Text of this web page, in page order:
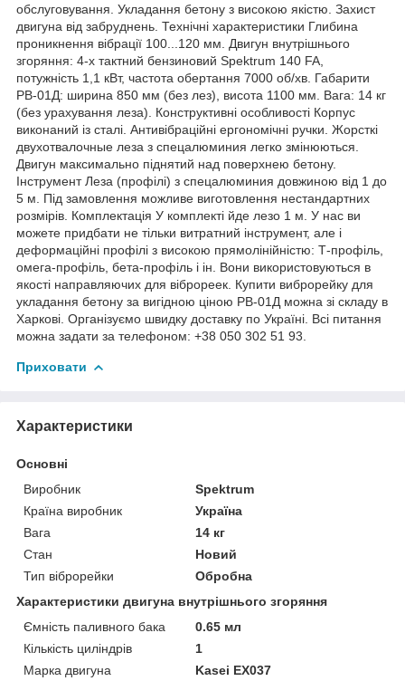
обслуговування. Укладання бетону з високою якістю. Захист
двигуна від забруднень. Технічні характеристики Глибина
проникнення вібрації 100...120 мм. Двигун внутрішнього
згоряння: 4-х тактний бензиновий Spektrum 140 FA,
потужність 1,1 кВт, частота обертання 7000 об/хв. Габарити
РВ-01Д: ширина 850 мм (без лез), висота 1100 мм. Вага: 14 кг
(без урахування леза). Конструктивні особливості Корпус
виконаний із сталі. Антивібраційні ергономічні ручки. Жорсткі
двухотвалочные леза з спецалюминия легко змінюються.
Двигун максимально піднятий над поверхнею бетону.
Інструмент Леза (профілі) з спецалюминия довжиною від 1 до
5 м. Під замовлення можливе виготовлення нестандартних
розмірів. Комплектація У комплекті йде лезо 1 м. У нас ви
можете придбати не тільки витратний інструмент, але і
деформаційні профілі з високою прямолінійністю: Т-профіль,
омега-профіль, бета-профіль і ін. Вони використовуються в
якості направляючих для віброреек. Купити виброрейку для
укладання бетону за вигідною ціною РВ-01Д можна зі складу в
Харкові. Організуємо швидку доставку по Україні. Всі питання
можна задати за телефоном: +38 050 302 51 93.
Приховати
Характеристики
Основні
Виробник
Spektrum
Країна виробник
Україна
Вага
14 кг
Стан
Новий
Тип віброрейки
Обробна
Характеристики двигуна внутрішнього згоряння
Ємність паливного бака
0.65 мл
Кількість циліндрів
1
Марка двигуна
Kasei EX037